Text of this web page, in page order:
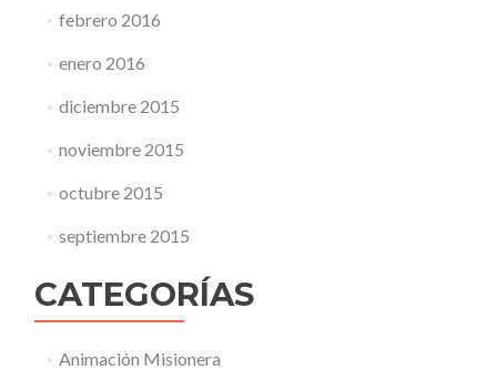
febrero 2016
enero 2016
diciembre 2015
noviembre 2015
octubre 2015
septiembre 2015
CATEGORÍAS
Animación Misionera